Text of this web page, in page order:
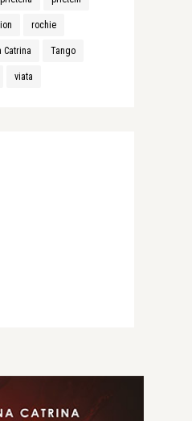
rochie
Catrina Tango
viata